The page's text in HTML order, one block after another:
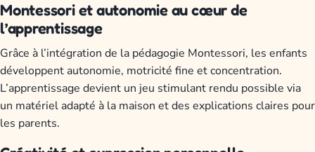
Montessori et autonomie au cœur de
l’apprentissage
Grâce à l’intégration de la pédagogie Montessori, les enfants
développent autonomie, motricité fine et concentration.
L’apprentissage devient un jeu stimulant rendu possible via
un matériel adapté à la maison et des explications claires pour
les parents.